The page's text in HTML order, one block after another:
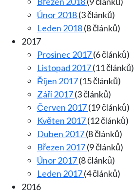
Únor 2018(3 článků)
Leden 2018(8 článků)
2017
Prosinec 2017(6 článků)
Listopad 2017(11 článků)
Říjen 2017(15 článků)
Září 2017(3 článků)
Červen 2017(19 článků)
Květen 2017(12 článků)
Duben 2017(8 článků)
Březen 2017(9 článků)
Únor 2017(8 článků)
Leden 2017(4 článků)
2016